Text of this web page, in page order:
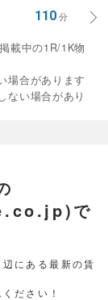
110分
載中の1R/1K物
場合があります
ない場合があり
で
にある最新の賃
ださい！